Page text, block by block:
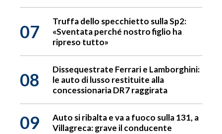
07
Truffa dello specchietto sulla Sp2:
«Sventata perché nostro figlio ha
ripreso tutto»
08
Dissequestrate Ferrari e Lamborghini:
le auto di lusso restituite alla
concessionaria DR7 raggirata
09
Auto si ribalta e va a fuoco sulla 131, a
Villagreca: grave il conducente